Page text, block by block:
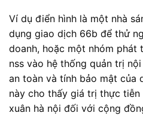
Ví dụ điển hình là một nhà
dụng giao dịch 66b để thử
doanh, hoặc một nhóm
nss vào hệ thống quản trị
an toàn và tính bảo mật của
này cho thấy giá trị thực
xuân hà nội đối với cộng